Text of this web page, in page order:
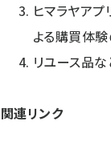
ヒマラヤア
よる購買体
リユース品
関連リンク